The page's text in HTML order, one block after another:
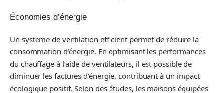
Économies d’énergie
Un système de ventilation efficient permet de réduire la
consommation d’énergie. En optimisant les performances
du chauffage à l’aide de ventilateurs, il est possible de
diminuer les factures d’énergie, contribuant à un impact
écologique positif. Selon des études, les maisons équipées